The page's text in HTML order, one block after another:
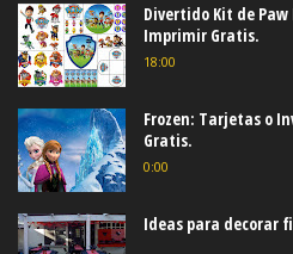
Divertido Kit de
Imprimir Gratis.
18:00
Frozen: Tarjetas o
Gratis.
0:00
Ideas para decorar